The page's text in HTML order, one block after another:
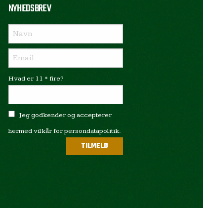
NYHEDSBREV
Hvad er 11 * fire?
Jeg godkender og accepterer
hermed vilkår for persondatapolitik.